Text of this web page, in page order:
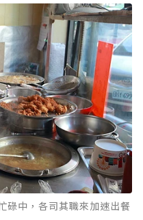
碌中，各司其職來加速出餐